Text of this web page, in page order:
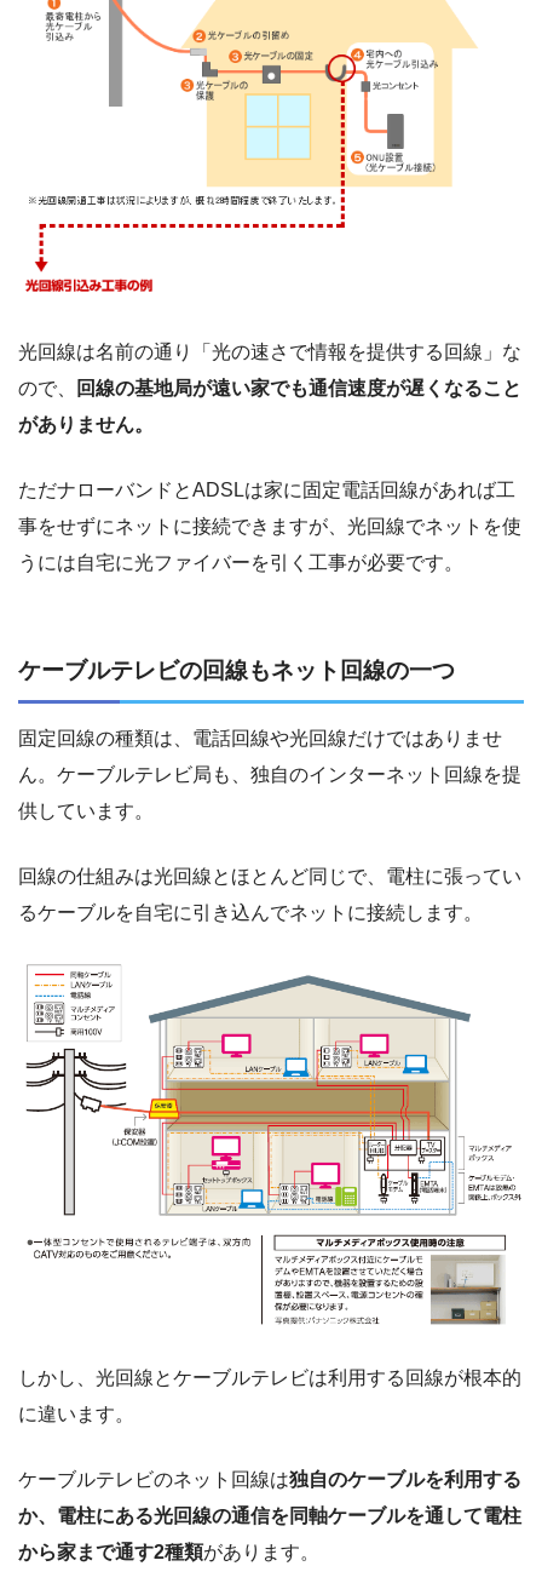
光回線は名前の通り「光の速さで情報を提供する回線」な
ので、
回線の基地局が遠い家でも通信速度が遅くなること
がありません。
ただナローバンドとADSLは家に固定電話回線があれば工
事をせずにネットに接続できますが、光回線でネットを使
うには自宅に光ファイバーを引く工事が必要です。
ケーブルテレビの回線もネット回線の一つ
固定回線の種類は、電話回線や光回線だけではありませ
ん。ケーブルテレビ局も、独自のインターネット回線を提
供しています。
回線の仕組みは光回線とほとんど同じで、電柱に張ってい
るケーブルを自宅に引き込んでネットに接続します。
しかし、光回線とケーブルテレビは利用する回線が根本的
に違います。
ケーブルテレビのネット回線は独自のケーブルを利用する
か、電柱にある光回線の通信を同軸ケーブルを通して電柱
から家まで通す2種類があります。